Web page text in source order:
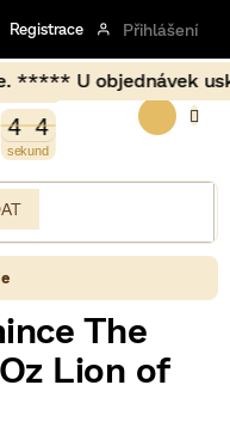
Registrace Přihlášení
4
4 3
4
3
5
4
The
Lion of